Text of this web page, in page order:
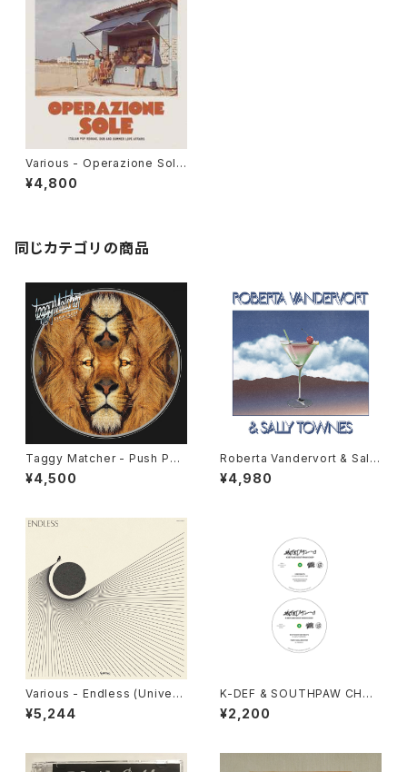
Various - Operazione Sole
(Italian Pop Reggae, Dub A
nd Summer Love Affairs)"L
¥4,800
同じカテゴリの商品
Taggy Matcher - Push Pus
h "LP"
¥4,500
Roberta Vandervort & Sally
Townes "LP"
¥4,980
Various - Endless (Univers
al Cosmic Sounds) "LP"
¥5,244
K-DEF & SOUTHPAW CHOP
- 城下町スティーロ "7"
¥2,200